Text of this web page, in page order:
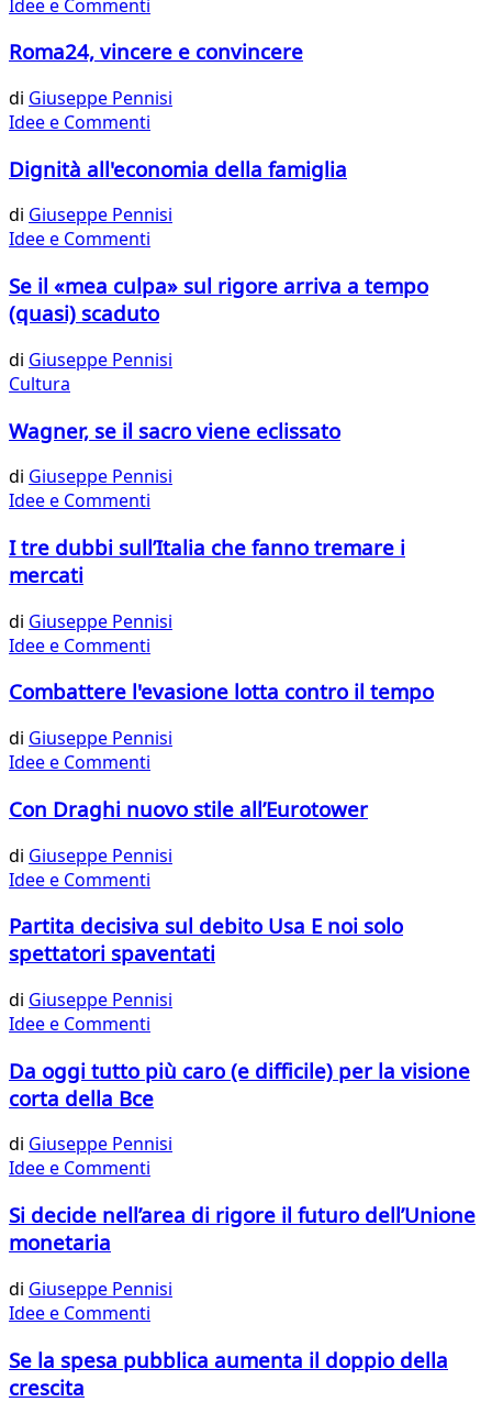
Idee e Commenti
Roma24, vincere e convincere
di Giuseppe Pennisi
Idee e Commenti
Dignità all'economia della famiglia
di Giuseppe Pennisi
Idee e Commenti
Se il «mea culpa» sul rigore arriva a tempo
(quasi) scaduto
di Giuseppe Pennisi
Cultura
Wagner, se il sacro viene eclissato
di Giuseppe Pennisi
Idee e Commenti
I tre dubbi sull’Italia che fanno tremare i
mercati
di Giuseppe Pennisi
Idee e Commenti
Combattere l'evasione lotta contro il tempo
di Giuseppe Pennisi
Idee e Commenti
Con Draghi nuovo stile all’Eurotower
di Giuseppe Pennisi
Idee e Commenti
Partita decisiva sul debito Usa E noi solo
spettatori spaventati
di Giuseppe Pennisi
Idee e Commenti
Da oggi tutto più caro (e difficile) per la visione
corta della Bce
di Giuseppe Pennisi
Idee e Commenti
Si decide nell’area di rigore il futuro dell’Unione
monetaria
di Giuseppe Pennisi
Idee e Commenti
Se la spesa pubblica aumenta il doppio della
crescita